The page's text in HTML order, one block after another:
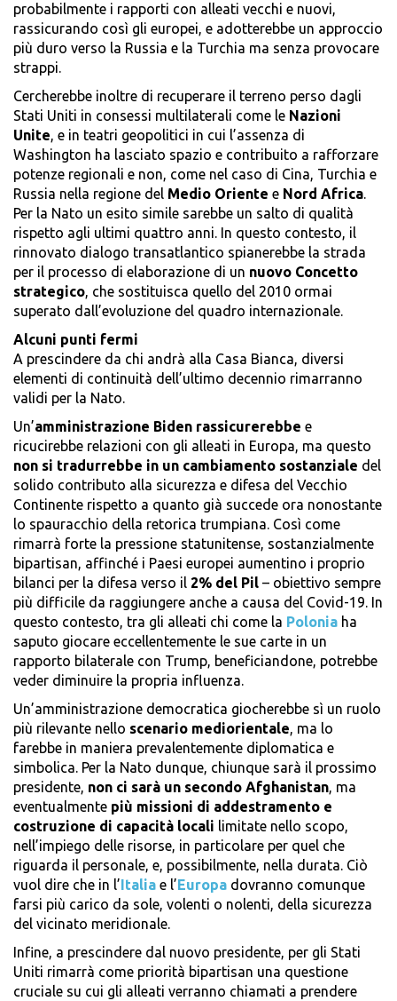
probabilmente i rapporti con alleati vecchi e nuovi,
rassicurando così gli europei, e adotterebbe un approccio
più duro verso la Russia e la Turchia ma senza provocare
strappi.
Cercherebbe inoltre di recuperare il terreno perso dagli
Stati Uniti in consessi multilaterali come le Nazioni
Unite, e in teatri geopolitici in cui l’assenza di
Washington ha lasciato spazio e contribuito a rafforzare
potenze regionali e non, come nel caso di Cina, Turchia e
Russia nella regione del Medio Oriente e Nord Africa.
Per la Nato un esito simile sarebbe un salto di qualità
rispetto agli ultimi quattro anni. In questo contesto, il
rinnovato dialogo transatlantico spianerebbe la strada
per il processo di elaborazione di un nuovo Concetto
strategico, che sostituisca quello del 2010 ormai
superato dall’evoluzione del quadro internazionale.
Alcuni punti fermi
A prescindere da chi andrà alla Casa Bianca, diversi
elementi di continuità dell’ultimo decennio rimarranno
validi per la Nato.
Un’amministrazione Biden rassicurerebbe e
ricucirebbe relazioni con gli alleati in Europa, ma questo
non si tradurrebbe in un cambiamento sostanziale del
solido contributo alla sicurezza e difesa del Vecchio
Continente rispetto a quanto già succede ora nonostante
lo spauracchio della retorica trumpiana. Così come
rimarrà forte la pressione statunitense, sostanzialmente
bipartisan, affinché i Paesi europei aumentino i proprio
bilanci per la difesa verso il 2% del Pil – obiettivo sempre
più difficile da raggiungere anche a causa del Covid-19. In
questo contesto, tra gli alleati chi come la Polonia ha
saputo giocare eccellentemente le sue carte in un
rapporto bilaterale con Trump, beneficiandone, potrebbe
veder diminuire la propria influenza.
Un’amministrazione democratica giocherebbe sì un ruolo
più rilevante nello scenario mediorientale, ma lo
farebbe in maniera prevalentemente diplomatica e
simbolica. Per la Nato dunque, chiunque sarà il prossimo
presidente, non ci sarà un secondo Afghanistan, ma
eventualmente più missioni di addestramento e
costruzione di capacità locali limitate nello scopo,
nell’impiego delle risorse, in particolare per quel che
riguarda il personale, e, possibilmente, nella durata. Ciò
vuol dire che in l’Italia e l’Europa dovranno comunque
farsi più carico da sole, volenti o nolenti, della sicurezza
del vicinato meridionale.
Infine, a prescindere dal nuovo presidente, per gli Stati
Uniti rimarrà come priorità bipartisan una questione
cruciale su cui gli alleati verranno chiamati a prendere